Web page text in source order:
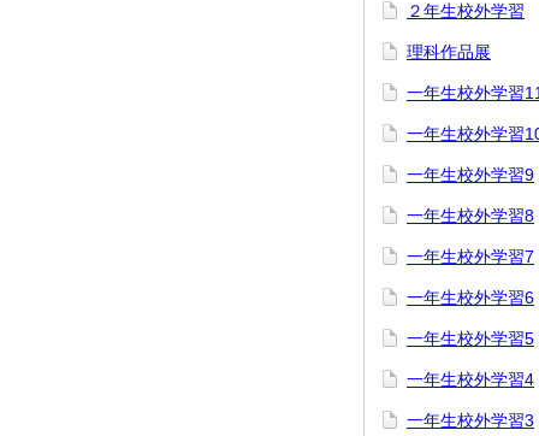
２年生校外学習
理科作品展
一年生校外学習11
一年生校外学習
一年生校外学習9
一年生校外学習8
一年生校外学習7
一年生校外学習6
一年生校外学習5
一年生校外学習4
一年生校外学習3